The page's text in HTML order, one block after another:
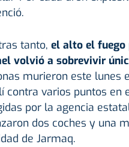
tanto, el alto el fuego
volvió a sobrevivir
murieron este lunes
contra varios puntos en
por la agencia
dos coches y una
de Jarmaq.